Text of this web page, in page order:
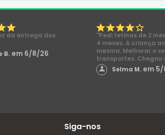
da entrega dos
B. em 6/8/26
"Pedi tetinas de 2
4 meses. A criança
mesma. Melhorar o
transportes. Chegou
Selma M.em
Siga-nos